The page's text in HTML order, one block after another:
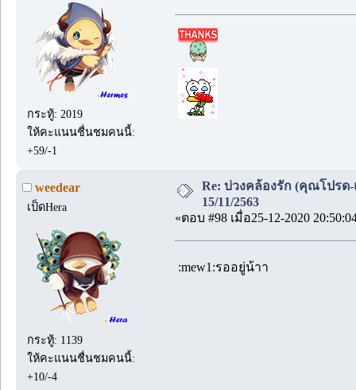
กระทู้: 2019
ให้คะแนนชื่นชมคนนี้:
+59/-1
weedear
เป็ดHera
กระทู้: 1139
ให้คะแนนชื่นชมคนนี้:
+10/-4
Re: บ่วงคล้องรัก (คุณโปร
15/11/2563
«ตอบ #98 เมื่อ25-12-2020
:mew1:รออยู่น้าา